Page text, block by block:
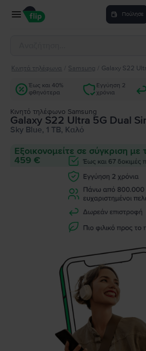
Πούλησε
Κινητά τηλέφωνα Samsung Galaxy S22
Έως και 40%
φθηνότερα
Εγγύηση 2
χρόνια
Κινητό τηλέφωνο Samsung
Galaxy S22 Ultra 5G Dual
Sky Blue, 1 TB, Καλό
Εξοικονομείτε σε σύγκριση με
459 €